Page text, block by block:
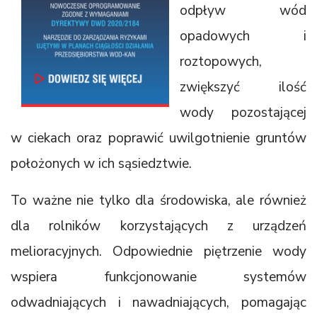
odpływ wód
opadowych i
roztopowych,
zwiększyć ilość
wody pozostającej
w ciekach oraz poprawić uwilgotnienie gruntów
położonych w ich sąsiedztwie.
To ważne nie tylko dla środowiska, ale również
dla rolników korzystających z urządzeń
melioracyjnych. Odpowiednie piętrzenie wody
wspiera funkcjonowanie systemów
odwadniających i nawadniających, pomagając